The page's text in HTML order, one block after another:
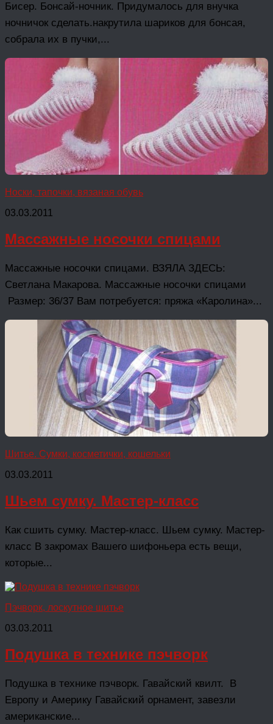
Бисер. Бонсай-ночник. Придумалось для внучка
ночничок сделать.накрутила шариков для бонсая,
собрала их в пучки,...
Носки, тапочки, вязаная обувь
03.03.2011
Массажные носочки спицами
Массажные носочки спицами. ВЗЯЛА ЗДЕСЬ:
Светлана Макарова. Массажные носочки спицами
Размер: 36/37 Вам потребуется: пряжа «Каролина»...
Шитье. Сумки, косметички, кошельки
03.03.2011
Шьем сумку. Мастер-класс
Как сшить сумку. Мастер-класс. Шьем сумку. Мастер-
класс В закромах Вашего шифоньера есть вещи,
которые...
Пэчворк, лоскутное шитье
03.03.2011
Подушка в технике пэчворк
Подушка в технике пэчворк. Гавайский квилт. В
Европу и Америку Гавайский орнамент, завезли
американские...